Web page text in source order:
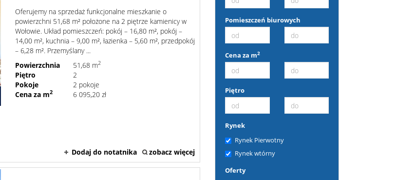
Oferujemy na sprzedaż funkcjonalne mieszkanie o
powierzchni 51,68 m² położone na 2 piętrze kamienicy w
Wołowie. Układ pomieszczeń: pokój – 16,80 m², pokój –
14,00 m², kuchnia – 9,00 m², łazienka – 5,60 m², przedpokój
– 6,28 m². Przemyślany ...
Powierzchnia
51,68 m2
Piętro
2
Pokoje
2 pokoje
Cena za m2 6 095,20 zł
Dodaj do notatnika zobacz więcej
Pomieszczeń biurowych
Cena za m2
Piętro
Rynek
Rynek Pierwotny
Rynek wtórny
Oferty